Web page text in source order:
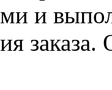
и
заказа.